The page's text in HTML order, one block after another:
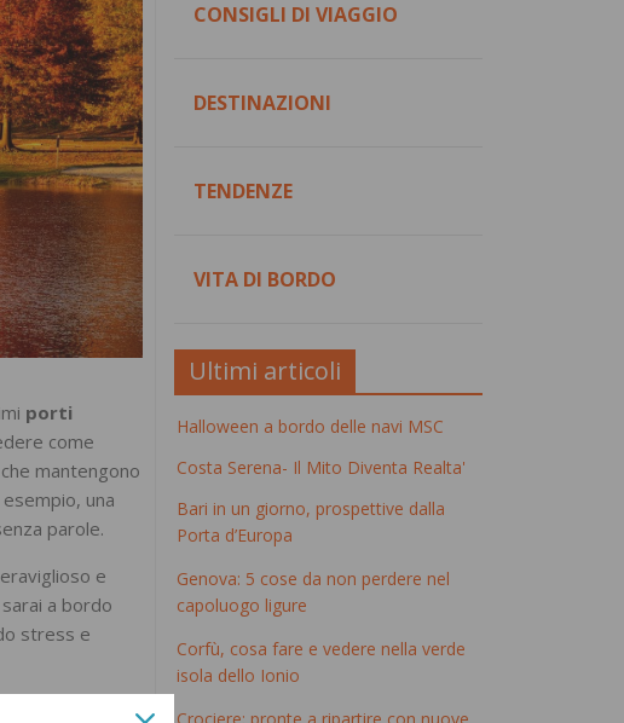
porti
come
mantengono
una
parole.
e
a bordo
stress e
sia le navi
CONSIGLI DI VIAGGIO
DESTINAZIONI
TENDENZE
VITA DI BORDO
Ultimi articoli
Halloween a bordo delle navi MSC
Costa Serena- Il Mito Diventa Realta'
Bari in un giorno, prospettive dalla
Porta d’Europa
Genova: 5 cose da non perdere nel
capoluogo ligure
Corfù, cosa fare e vedere nella verde
isola dello Ionio